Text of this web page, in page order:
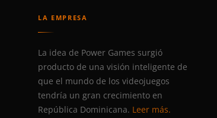
LA EMPRESA
La idea de Power Games surgió
producto de una visión inteligente de
que el mundo de los videojuegos
tendría un gran crecimiento en
República Dominicana. Leer más.